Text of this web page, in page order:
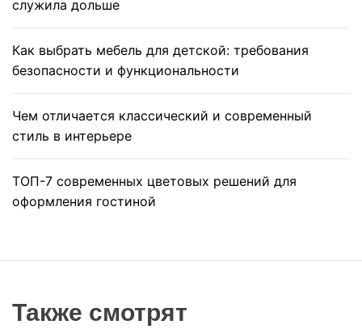
служила дольше
Как выбрать мебель для детской: требования
безопасности и функциональности
Чем отличается классический и современный
стиль в интерьере
ТОП-7 современных цветовых решений для
оформления гостиной
Также смотрят